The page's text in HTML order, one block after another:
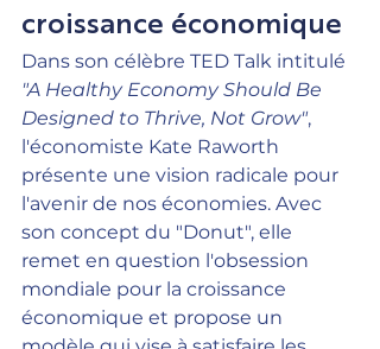
croissance économique
Dans son célèbre TED Talk intitulé
"A Healthy Economy Should Be
Designed to Thrive, Not Grow",
l'économiste Kate Raworth
présente une vision radicale pour
l'avenir de nos économies. Avec
son concept du "Donut", elle
remet en question l'obsession
mondiale pour la croissance
économique et propose un